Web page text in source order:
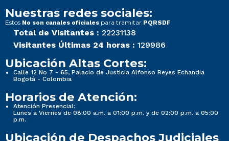
Nuestras redes sociales:
Estos No son canales oficiales para tramitar PQRSDF
Total de Visitantes : 22231138
Visitantes Últimas 24 horas : 129986
Ubicación Altas Cortes:
Calle 12 No 7 - 65, Palacio de Justicia Alfonso Reyes Echandía
Bogotá - Colombia
Horarios de Atención:
Atención Presencial:
Lunes a Viernes de 08:00 a.m. a 01:00 p.m. y de 02:00 p.m. a 05:00
p.m.
Ubicación de Despachos Judiciales